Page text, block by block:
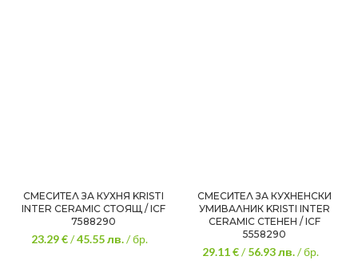
СМЕСИТЕЛ ЗА КУХНЯ KRISTI
INTER CERAMIC СТОЯЩ / ICF
7588290
23.29 €/45.55лв./ бр.
СМЕСИТЕЛ ЗА КУХНЕНСКИ
УМИВАЛНИК KRISTI INTER
CERAMIC СТЕНЕН / ICF
5558290
29.11 €/56.93лв./ бр.